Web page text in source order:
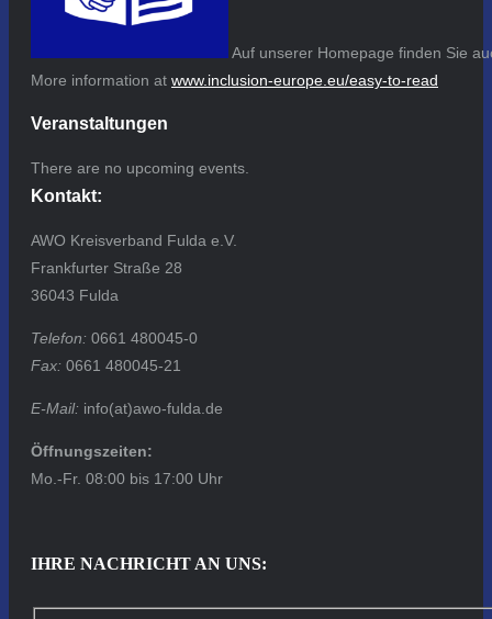
Auf unserer Homepage finden Sie
More information at www.inclusion-europe.eu/easy-to-read
Veranstaltungen
There are no upcoming events.
Kontakt:
AWO Kreisverband Fulda e.V.
Frankfurter Straße 28
36043 Fulda
Telefon: 0661 480045-0
Fax: 0661 480045-21
E-Mail: info(at)awo-fulda.de
Öffnungszeiten:
Mo.-Fr. 08:00 bis 17:00 Uhr
IHRE NACHRICHT AN UNS: